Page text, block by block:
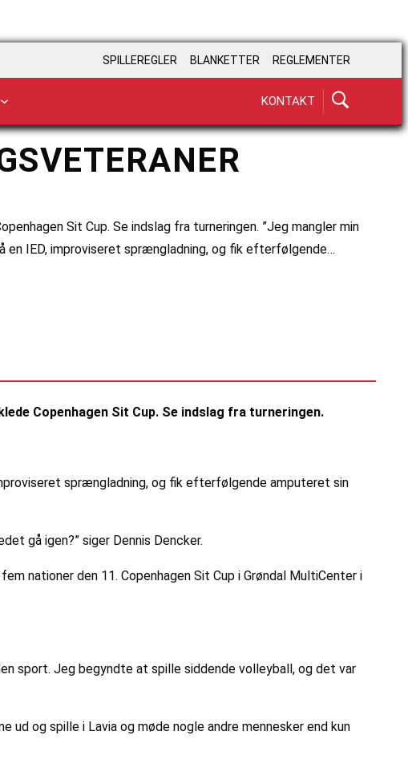
SPILLEREGLER BLANKETTER REGLEMENTER
KONTAKT
Sit Cup. Se indslag fra turneringen. ”Jeg mangler min
en IED, improviseret sprængladning, og fik efterfølgende…
Copenhagen Sit Cup. Se indslag fra turneringen.
sprængladning, og fik efterfølgende amputeret sin
gå igen?” siger Dennis Dencker.
nationer den 11. Copenhagen Sit Cup i Grøndal MultiCenter i
sport. Jeg begyndte at spille siddende volleyball, og det var
og spille i Lavia og møde nogle andre mennesker end kun